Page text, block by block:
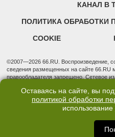
КАНАЛ В
ПОЛИТИКА ОБРАБОТКИ
COOKIE
©2007—2026 66.RU. Воспроизведение,
сведения размещенных на сайте 66.RU
правообладателя запрещено. Сетевое
надзору в сфере связи,
(Роскомнадзор). Регистрационный
Учредитель: Общество с ограниченной
3, оф. 7015 Фактический адрес
обл., г. Екатеринбург, ул. Бориса
Оставаясь на сайте, вы
политикой обработки
использование